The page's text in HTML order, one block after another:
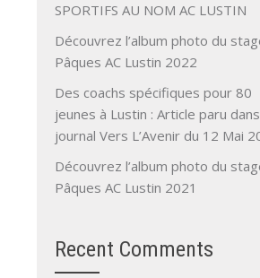
SPORTIFS AU NOM AC LUSTIN
Découvrez l’album photo du
Pâques AC Lustin 2022
Des coachs spécifiques pour 80
jeunes à Lustin : Article paru
journal Vers L’Avenir du 12 Mai
Découvrez l’album photo du
Pâques AC Lustin 2021
Recent Comments